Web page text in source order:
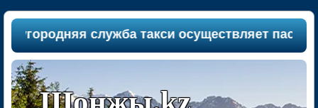
служба такси осуществляет